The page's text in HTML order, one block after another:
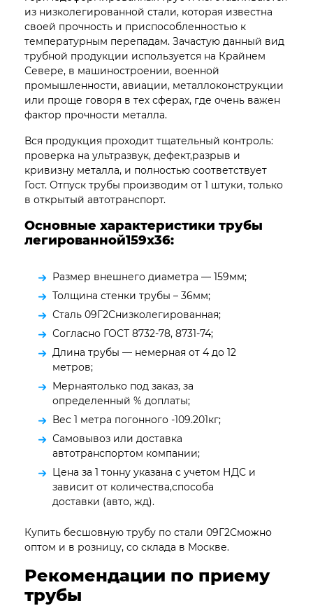
из низколегированной стали, которая известна
своей прочность и приспособленностью к
температурным перепадам. Зачастую данный вид
трубной продукции используется на Крайнем
Севере, в машиностроении, военной
промышленности, авиации, металлоконструкции
или проще говоря в тех сферах, где очень важен
фактор прочности металла.
Вся продукция проходит тщательный контроль:
проверка на ультразвук, дефект,разрыв и
кривизну металла, и полностью соответствует
Гост. Отпуск трубы производим от 1 штуки, только
в открытый автотранспорт.
Основные характеристики трубы
легированной159х36:
Размер внешнего диаметра — 159мм;
Толщина стенки трубы – 36мм;
Сталь 09Г2Снизколегированная;
Согласно ГОСТ 8732-78, 8731-74;
Длина трубы — немерная от 4 до 12
метров;
Мернаятолько под заказ, за
определенный % доплаты;
Вес 1 метра погонного -109.201кг;
Самовывоз или доставка
автотранспортом компании;
Цена за 1 тонну указана с учетом НДС и
зависит от количества,способа
доставки (авто, жд).
Купить бесшовную трубу по стали 09Г2Сможно
оптом и в розницу, со склада в Москве.
Рекомендации по приему
трубы